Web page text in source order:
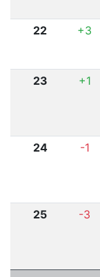
22 +3
23
+1
24 -1
25 -3